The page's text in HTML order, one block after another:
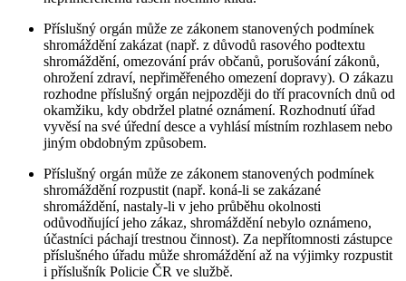
Příslušný orgán může ze zákonem stanovených podmínek
shromáždění zakázat (např. z důvodů rasového podtextu
shromáždění, omezování práv občanů, porušování zákonů,
ohrožení zdraví, nepřiměřeného omezení dopravy). O zákazu
rozhodne příslušný orgán nejpozději do tří pracovních dnů od
okamžiku, kdy obdržel platné oznámení. Rozhodnutí úřad
vyvěsí na své úřední desce a vyhlásí místním rozhlasem nebo
jiným obdobným způsobem.
Příslušný orgán může ze zákonem stanovených podmínek
shromáždění rozpustit (např. koná-li se zakázané
shromáždění, nastaly-li v jeho průběhu okolnosti
odůvodňující jeho zákaz, shromáždění nebylo oznámeno,
účastníci páchají trestnou činnost). Za nepřítomnosti zástupce
příslušného úřadu může shromáždění až na výjimky rozpustit
i příslušník Policie ČR ve službě.